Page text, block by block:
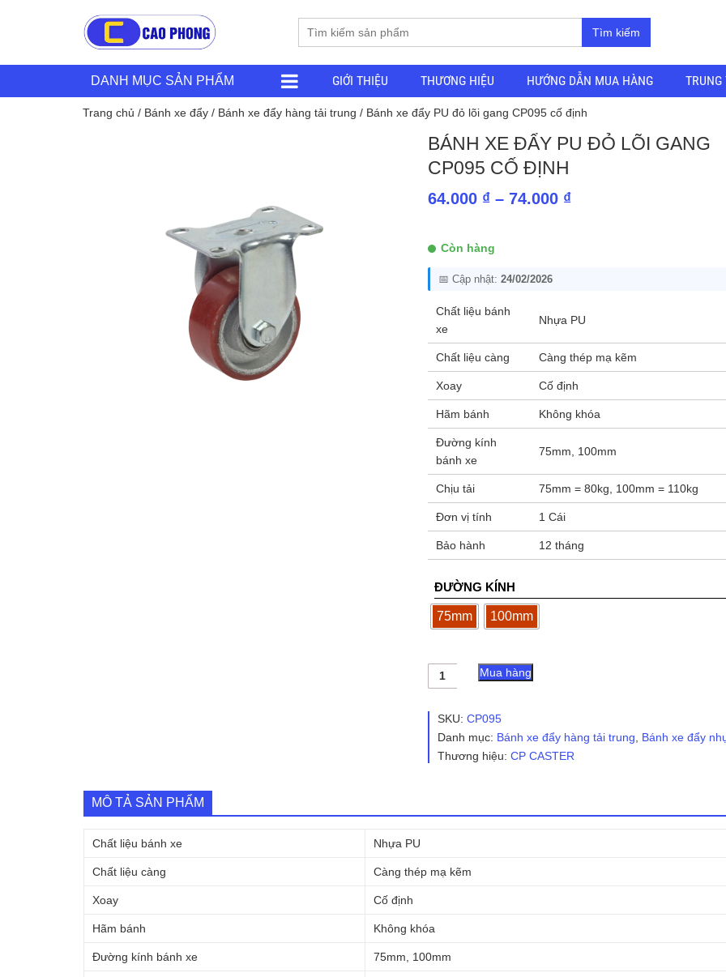
Tìm kiếm
DANH MỤC SẢN PHẨM GIỚI THIỆU THƯƠNG HIỆU HƯỚNG DẪN MUA HÀNG
Trang chủ / Bánh xe đẩy / Bánh xe đẩy hàng tải trung / Bánh xe đẩy PU đỏ lõi gang CP095 cố định
BÁNH XE ĐẨY PU ĐỎ LÕI GANG
CP095 CỐ ĐỊNH
64.000 ₫ – 74.000 ₫Khoảng
Còn hàng
📅 Cập nhật: 24/02/2026
Chất liệu bánh
xe
Nhựa PU
Chất liệu càng Càng thép mạ kẽm
Xoay Cố định
Hãm bánh Không khóa
Đường kính
bánh xe
75mm, 100mm
Chịu tải 75mm = 80kg, 100mm = 110kg
Đơn vị tính 1 Cái
Bảo hành 12 tháng
ĐƯỜNG KÍNH
75mm 100mm
Bánh
PU
lõi
gang
số
Mua hàng
SKU: CP095
Danh mục: Bánh xe đẩy hàng tải trung
Bánh xe đẩy
Thương hiệu: CP CASTER
MÔ TẢ SẢN PHẨM
Chất liệu bánh xe Nhựa PU
Chất liệu càng Càng thép mạ kẽm
Xoay Cố định
Hãm bánh Không khóa
Đường kính bánh xe 75mm, 100mm